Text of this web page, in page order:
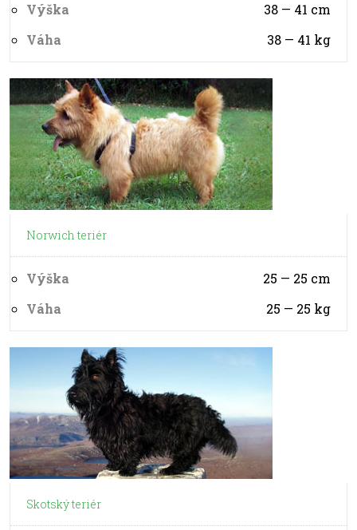
Výška 38 — 41 cm
Váha
38 — 41 kg
Norwich teriér
Výška 25 — 25 cm
Váha
25 — 25 kg
Skotský teriér